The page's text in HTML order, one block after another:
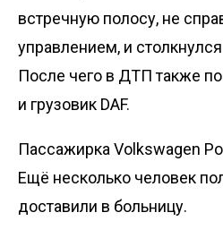
встречную полосу, не
управлением, и
После чего в ДТП также
и грузовик DAF.
Пассажирка Volkswagen
Ещё несколько человек
доставили в больницу.